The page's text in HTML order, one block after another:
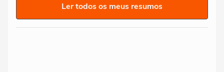
Ler todos os meus resumos